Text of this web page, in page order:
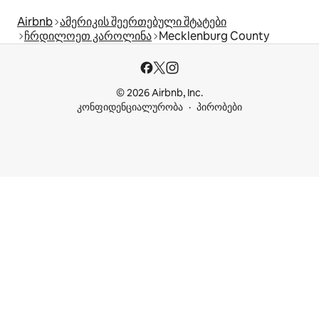
Airbnb ამერიკის შეერთებული შტატები
ჩრდილოეთ კაროლინა Mecklenburg County
© 2026 Airbnb, Inc.
კონფიდენციალურობა
პირობები